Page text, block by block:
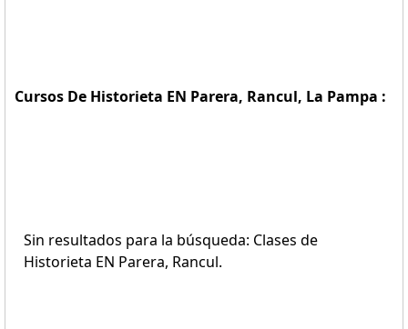
Cursos De Historieta EN Parera, Rancul, La Pampa :
Sin resultados para la búsqueda: Clases de
Historieta EN Parera, Rancul.